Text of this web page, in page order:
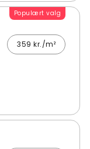
Populært valg
359 kr./m²